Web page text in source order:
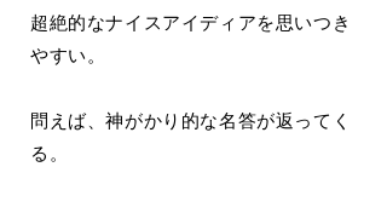
超絶的なナイスアイディアを思いつき
やすい。
問えば、神がかり的な名答が返ってく
る。